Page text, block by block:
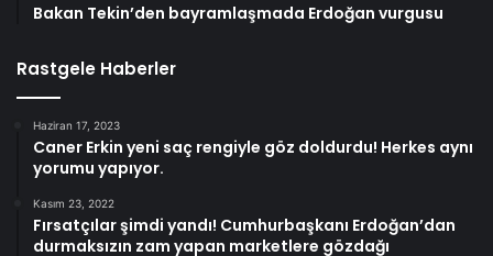
Bakan Tekin’den bayramlaşmada Erdoğan vurgusu
Rastgele Haberler
Haziran 17, 2023
Caner Erkin yeni saç rengiyle göz doldurdu! Herkes aynı
yorumu yapıyor.
Kasım 23, 2022
Fırsatçılar şimdi yandı! Cumhurbaşkanı Erdoğan’dan
durmaksızın zam yapan marketlere gözdağı